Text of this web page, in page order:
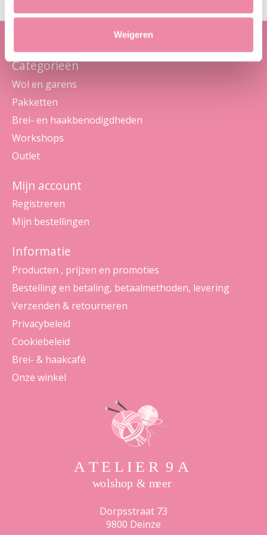
Weigeren
Categorieën
Wol en garens
Pakketten
Brei- en haakbenodigdheden
Workshops
Outlet
Mijn account
Registreren
Mijn bestellingen
Informatie
Producten , prijzen en promoties
Bestelling en betaling, betaalmethoden, levering
Verzenden & retourneren
Privacybeleid
Cookiebeleid
Brei- & haakcafé
Onze winkel
Dorpsstraat 73
9800 Deinze